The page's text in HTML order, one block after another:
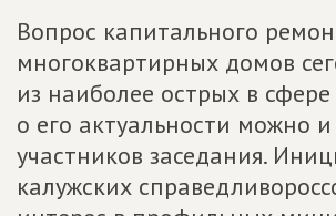
Вопрос капитального
многоквартирных домов
из наиболее острых в
о его актуальности можно и
участников заседания.
калужских